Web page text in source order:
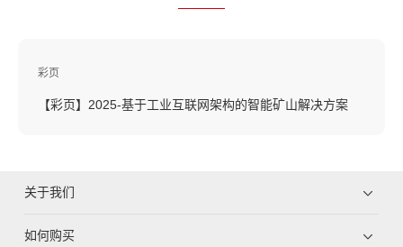
彩页
【彩页】2025-基于工业互联网架构的智能矿山解决方案
关于我们
如何购买